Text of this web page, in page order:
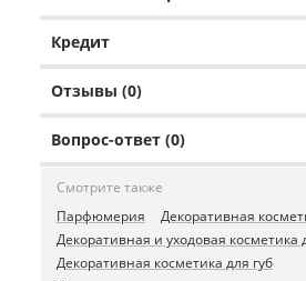
Кредит
Отзывы (0)
Вопрос-ответ (0)
Смотрите также
Парфюмерия
Декоративная
Декоративная и уходовая косметика
Декоративная косметика для губ